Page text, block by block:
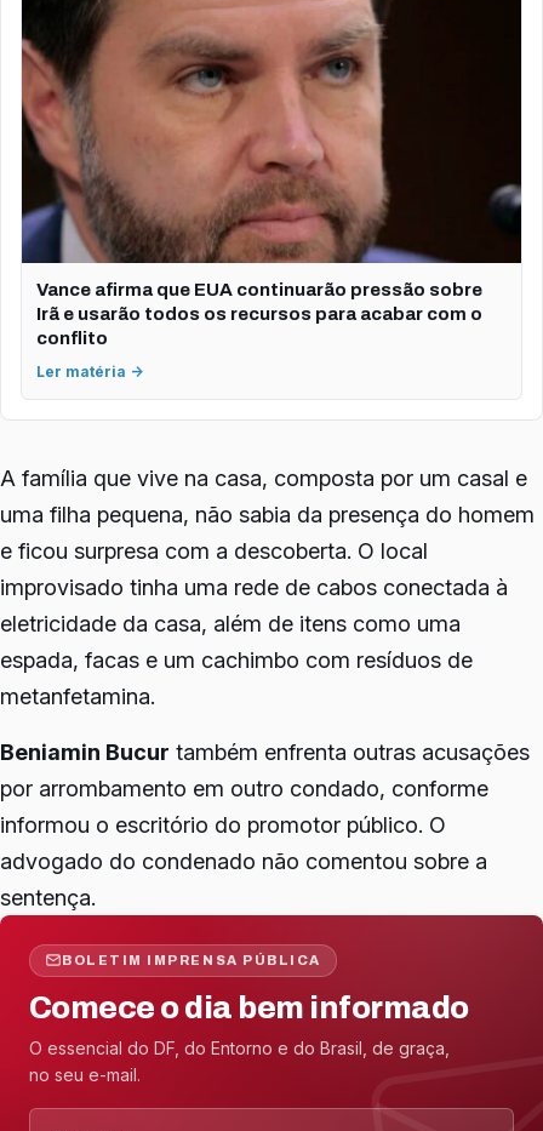
Vance afirma que EUA continuarão pressão sobre
Irã e usarão todos os recursos para acabar com o
conflito
Ler matéria →
A família que vive na casa, composta por um casal e
uma filha pequena, não sabia da presença do homem
e ficou surpresa com a descoberta. O local
improvisado tinha uma rede de cabos conectada à
eletricidade da casa, além de itens como uma
espada, facas e um cachimbo com resíduos de
metanfetamina.
Beniamin Bucur também enfrenta outras acusações
por arrombamento em outro condado, conforme
informou o escritório do promotor público. O
advogado do condenado não comentou sobre a
sentença.
BOLETIM IMPRENSA PÚBLICA
Comece o dia bem informado
O essencial do DF, do Entorno e do Brasil, de graça,
no seu e-mail.